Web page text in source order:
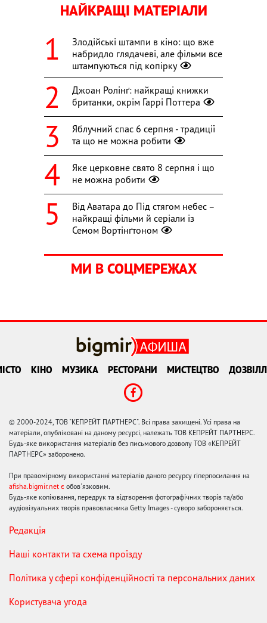
НАЙКРАЩІ МАТЕРІАЛИ
Злодійські штампи в кіно: що вже
набридло глядачеві, але фільми все
штампуються під копірку
Джоан Ролінґ: найкращі книжки
британки, окрім Гаррі Поттера
Яблучний спас 6 серпня - традиції
та що не можна робити
Яке церковне свято 8 серпня і що
не можна робити
Від Аватара до Під стягом небес –
найкращі фільми й серіали із
Семом Вортінґтоном
МИ В СОЦМЕРЕЖАХ
КІНО МУЗИКА РЕСТОРАНИ МИСТЕЦТВО
© 2000-2024, ТОВ "КЕПРЕЙТ ПАРТНЕРС". Всі права захищені. Усі права на
матеріали, опубліковані на даному ресурсі, належать ТОВ КЕПРЕЙТ ПАРТНЕРС.
Будь-яке використання матеріалів без письмового дозволу ТОВ «КЕПРЕЙТ
ПАРТНЕРС» заборонено.
При правомірному використанні матеріалів даного ресурсу гіперпосилання на
afisha.bigmir.net є обов'язковим.
Будь-яке копіювання, передрук та відтворення фотографічних творів та/або
аудіовізуальних творів правовласника Getty Images - суворо забороняється.
Редакція
Наші контакти та схема проїзду
Політика у сфері конфіденційності та персональних даних
Користувача угода